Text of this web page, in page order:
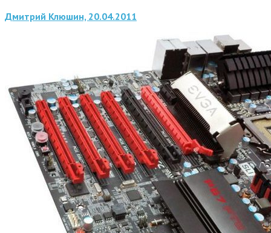
Дмитрий Клюшин, 20.04.2011